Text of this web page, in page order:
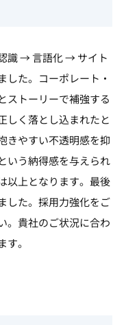
識 → 言語化 → サイト
した。コーポレート・
ストーリーで補強する
しく落とし込まれたと
きやすい不透明感を抑
いう納得感を与えられ
以上となります。最後
した。採用力強化をご
。貴社のご状況に合わ
。